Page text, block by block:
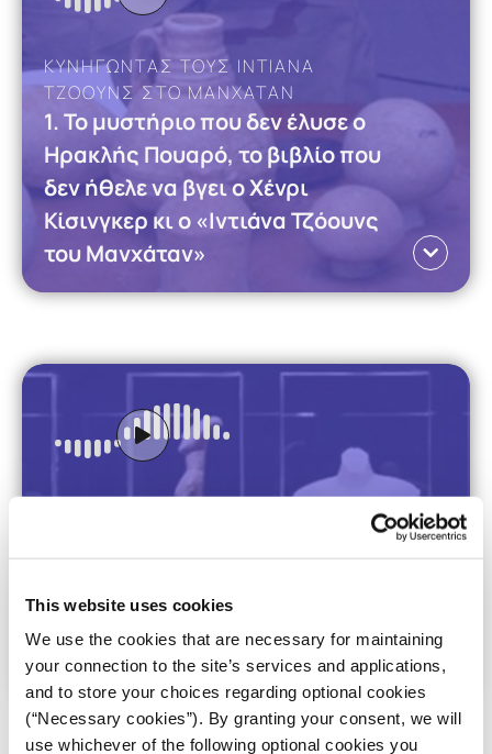
This website uses cookies
We use the cookies that are necessary for maintaining
your connection to the site’s services and applications,
and to store your choices regarding optional cookies
(“Necessary cookies”). By granting your consent, we will
use whichever of the following optional cookies you
Πύλος: Ένας χρόνος μετά
Born Greek - Made American
ΚΥΝΗΓΩΝΤΑΣ ΤΟΥΣ ΙΝΤΙΑΝΑ
ΤΖΟΟΥΝΣ ΣΤΟ ΜΑΝΧΑΤΑΝ
1. Το μυστήριο που δεν έλυσε ο
Ηρακλής Πουαρό, το βιβλίο που
δεν ήθελε να βγει ο Χένρι
Κίσινγκερ κι ο «Ιντιάνα Τζόουνς
του Μανχάταν»
Ο Άρης Χατζηστεφάνου τον συναντά στο
να μάθει όσα τόσο υψηλά ιστάμενοι δεν ήθελαν να
ξέρουμε. Όσο προχωρά η έρευνά του, τόσο
περισσότερο συναντά το όνομα Μάθιου
Μπογκντάνος. Είναι ο πρώην συνταγματάρχης
ελληνικής καταγωγής που υπηρέτησε στο Ιράκ
εργάζεται στην εισαγγελία της Νέας Υόρκης. Όλοι
τον φωνάζουν «Ιντιάνα Τζόοουνς του Μανχάταν».
2. Το Succession των Στερν: Από
τα 2100 καναρίνια στα 161
κυκλαδικά ειδώλια προς
επιστροφή στην Ελλάδα
iMEdD Podcasts Γλώσσα ΕΛ